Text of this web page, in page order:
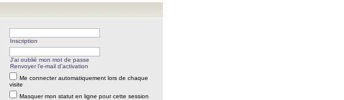
Inscription
J’ai oublié mon mot de passe
Renvoyer l’e-mail d’activation
Me connecter automatiquement lors de chaque
visite
Masquer mon statut en ligne pour cette session